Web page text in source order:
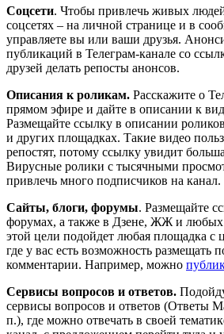
Соцсети. Чтобы привлечь живых
соцсетях – на личной странице и в
управляете вы или ваши друзья.
публикаций в Телеграм-канале со
друзей делать репосты анонсов.
Описания к роликам. Расскажите о
прямом эфире и дайте в описании к
Размещайте ссылку в описании
и других площадках. Такие видео
репостят, потому ссылку увидит
Вирусные ролики с тысячными
привлечь много подписчиков на канал.
Сайты, блоги, форумы. Размещайте
форумах, а также в Дзене, ЖЖ и любых
этой цели подойдет любая площадка с
где у вас есть возможность размещать
комментарии. Например, можно
Сервисы вопросов и ответов.
сервисы вопросов и ответов (Ответы
п.), где можно отвечать в своей